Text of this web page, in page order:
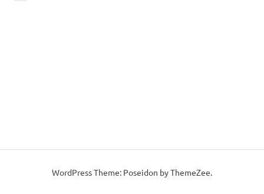
WordPress Theme: Poseidon by ThemeZee.